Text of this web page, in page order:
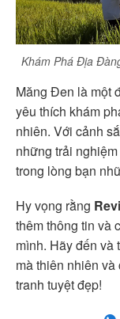
Khám Phá Địa
Măng Đen là một
yêu thích khám
nhiên. Với cảnh
những trải
trong lòng bạn
Hy vọng rằng
thêm thông tin và
mình. Hãy đến và
mà thiên nhiên
tranh tuyệt đẹp!